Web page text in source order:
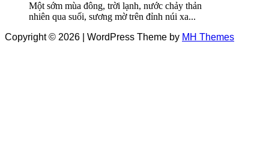
Một sớm mùa đông, trời lạnh, nước chảy thản
nhiên qua suối, sương mờ trên đỉnh núi xa...
Copyright © 2026 | WordPress Theme by MH Themes